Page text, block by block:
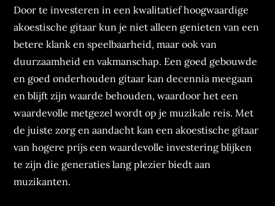
Door te investeren in een kwalitatief hoogwaardige
akoestische gitaar kun je niet alleen genieten van een
betere klank en speelbaarheid, maar ook van
duurzaamheid en vakmanschap. Een goed gebouwde
en goed onderhouden gitaar kan decennia meegaan
en blijft zijn waarde behouden, waardoor het een
waardevolle metgezel wordt op je muzikale reis. Met
de juiste zorg en aandacht kan een akoestische gitaar
van hogere prijs een waardevolle investering blijken
te zijn die generaties lang plezier biedt aan
muzikanten.